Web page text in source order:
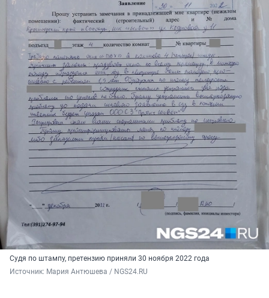
Судя по штампу, претензию приняли 30 ноября 2022 года
Источник: Мария Антюшева / NGS24.RU